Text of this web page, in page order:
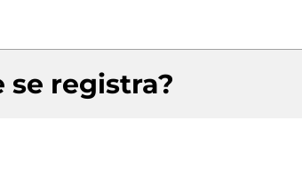
se registra?